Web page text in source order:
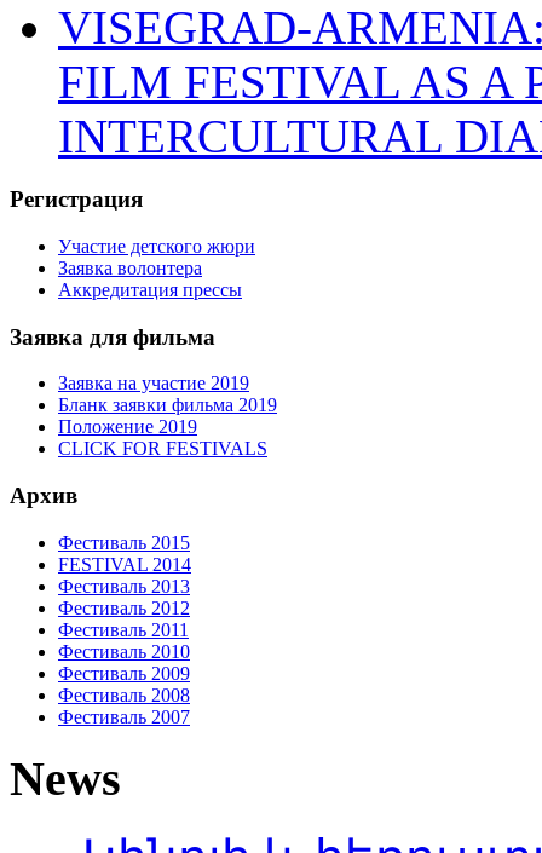
VISEGRAD-
FILM FESTIVAL AS A
INTERCULTURAL
Регистрация
Участие детского жюри
Заявка волонтера
Аккредитация прессы
Заявка для фильма
Заявка на участие 2019
Бланк заявки фильма 2019
Положение 2019
CLICK FOR FESTIVALS
Архив
Фестиваль 2015
FESTIVAL 2014
Фестиваль 2013
Фестиваль 2012
Фестиваль 2011
Фестиваль 2010
Фестиваль 2009
Фестиваль 2008
Фестиваль 2007
News